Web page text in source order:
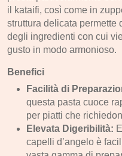
Articoli per Tè e
Regali,
Macelleria
Ingrosso
Chi siamo
il kataifi, così come in
struttura delicata permette
degli ingredienti con cui
gusto in modo armonioso.
Benefici
Facilità di
questa pasta cuoce
per piatti che
Elevata Digeribilità:
capelli d’angelo è